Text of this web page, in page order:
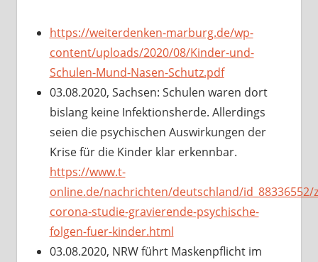
https://weiterdenken-marburg.de/wp-
content/uploads/2020/08/Kinder-und-
Schulen-Mund-Nasen-Schutz.pdf
03.08.2020, Sachsen: Schulen waren dort
bislang keine Infektionsherde. Allerdings
seien die psychischen Auswirkungen der
Krise für die Kinder klar erkennbar.
https://www.t-
online.de/nachrichten/deutschland/id_88336552/
corona-studie-gravierende-psychische-
folgen-fuer-kinder.html
03.08.2020, NRW führt Maskenpflicht im